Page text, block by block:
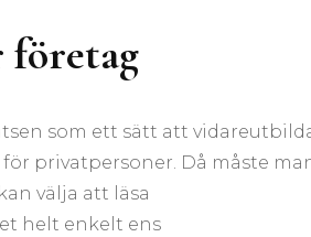
som ett sätt att
privatpersoner. Då måste
välja att läsa
helt enkelt ens